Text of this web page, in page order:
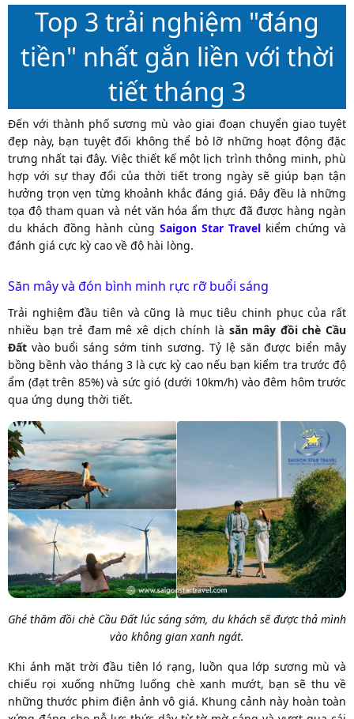
Top 3 trải nghiệm "đáng
tiền" nhất gắn liền với thời
tiết tháng 3
Đến với thành phố sương mù vào giai đoạn chuyển giao tuyệt
đẹp này, bạn tuyệt đối không thể bỏ lỡ những hoạt động đặc
trưng nhất tại đây. Việc thiết kế một lịch trình thông minh, phù
hợp với sự thay đổi của thời tiết trong ngày sẽ giúp bạn tận
hưởng trọn vẹn từng khoảnh khắc đáng giá. Đây đều là những
tọa độ tham quan và nét văn hóa ẩm thực đã được hàng ngàn
du khách đồng hành cùng Saigon Star Travel kiểm chứng và
đánh giá cực kỳ cao về độ hài lòng.
Săn mây và đón bình minh rực rỡ buổi sáng
Trải nghiệm đầu tiên và cũng là mục tiêu chinh phục của rất
nhiều bạn trẻ đam mê xê dịch chính là săn mây đồi chè Cầu
Đất vào buổi sáng sớm tinh sương. Tỷ lệ săn được biển mây
bồng bềnh vào tháng 3 là cực kỳ cao nếu bạn kiểm tra trước độ
ẩm (đạt trên 85%) và sức gió (dưới 10km/h) vào đêm hôm trước
qua ứng dụng thời tiết.
Ghé thăm đồi chè Cầu Đất lúc sáng sớm, du khách sẽ được thả mình
vào không gian xanh ngát.
Khi ánh mặt trời đầu tiên ló rạng, luồn qua lớp sương mù và
chiếu rọi xuống những luống chè xanh mướt, bạn sẽ thu về
những thước phim điện ảnh vô giá. Khung cảnh này hoàn toàn